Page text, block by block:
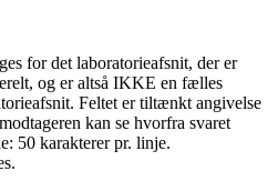
for det laboratorieafsnit, der er
og er altså IKKE en fælles
Feltet er tiltænkt angivelse
kan se hvorfra svaret
50 karakterer pr. linje.